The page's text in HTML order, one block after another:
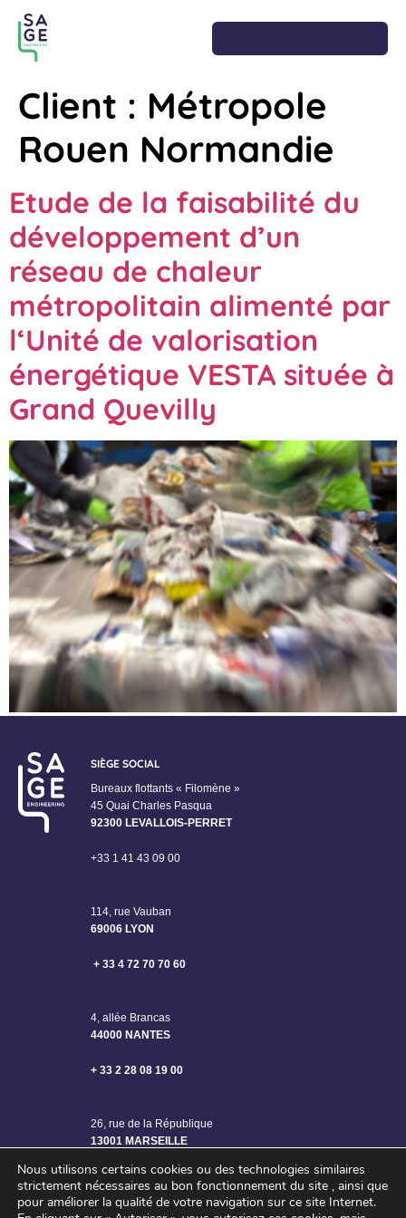
Client : Métropole
Rouen Normandie
Etude de la faisabilité du
développement d’un
réseau de chaleur
métropolitain alimenté par
l‘Unité de valorisation
énergétique VESTA située à
Grand Quevilly
SIÈGE SOCIAL
Bureaux flottants « Filomène »
45 Quai Charles Pasqua
92300 LEVALLOIS-PERRET
+33 1 41 43 09 00
114, rue Vauban
69006 LYON
+ 33 4 72 70 70 60
4, allée Brancas
44000 NANTES
+ 33 2 28 08 19 00
26, rue de la République
13001 MARSEILLE
Nous utilisons certains cookies ou des technologies similaires
strictement nécessaires au bon fonctionnement du site , ainsi que
pour améliorer la qualité de votre navigation sur ce site Internet.